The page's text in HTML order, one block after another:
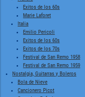
Exitos de los 60s
Marie Laforet
Italia
Emilio Pericoli
Exitos de los 60s
Exitos de los 70s
Festival de San Remo 1958
Festival de San Remo 1959
Nostalgia, Guitarras y Boleros
Bola de Nieve
Cancionero Picot